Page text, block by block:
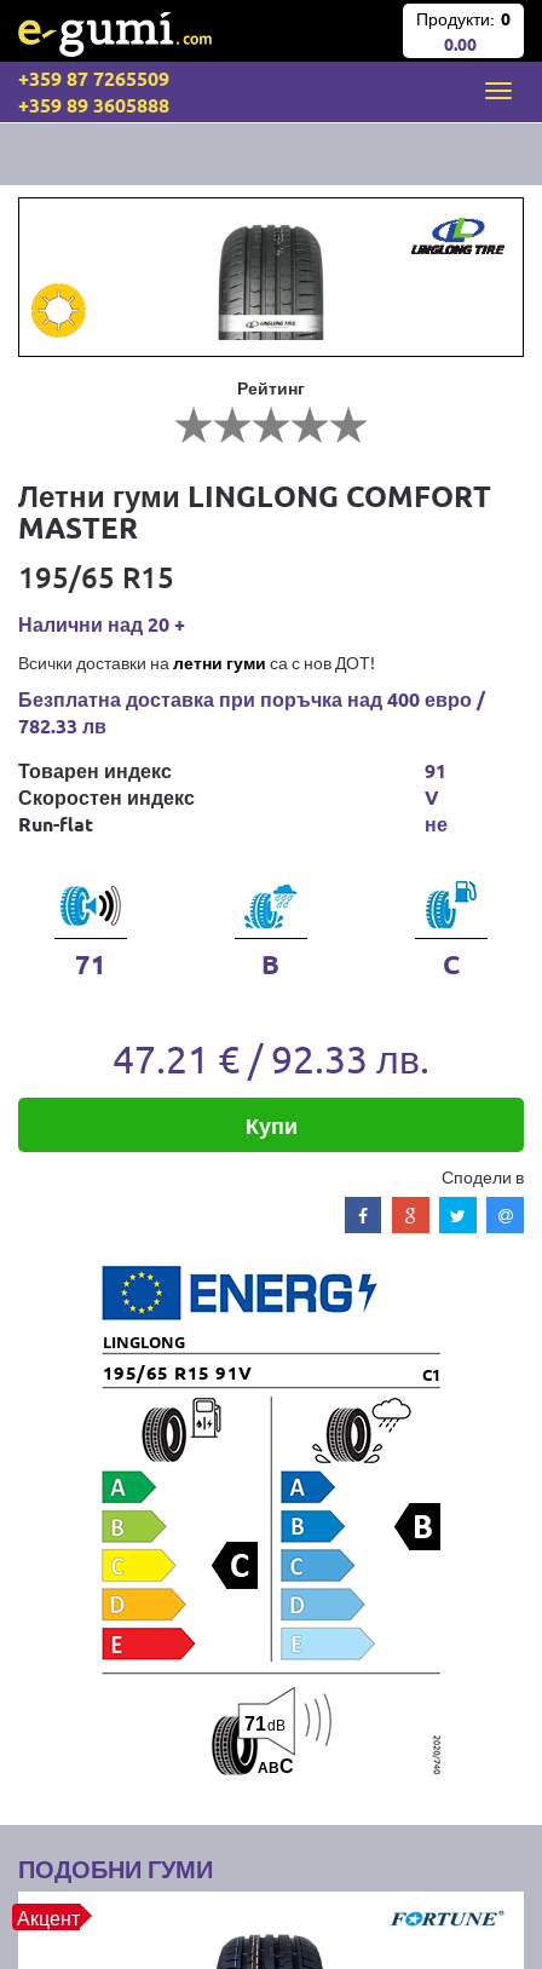
Продукти: 0
0.00
+359 87 7265509
+359 89 3605888
Рейтинг
Летни гуми LINGLONG COMFORT
MASTER
195/65 R15
Налични над 20 +
Всички доставки на летни гуми са с нов ДОТ!
Безплатна доставка при поръчка над 400 евро /
782.33 лв
Товарен индекс
Скоростен индекс
Run-flat
91
V
не
71 B C
47.21 € / 92.33 лв.
Купи
Сподели в
LINGLONG
195/65 R15 91V C1
ABC
71dB
ПОДОБНИ ГУМИ
Акцент